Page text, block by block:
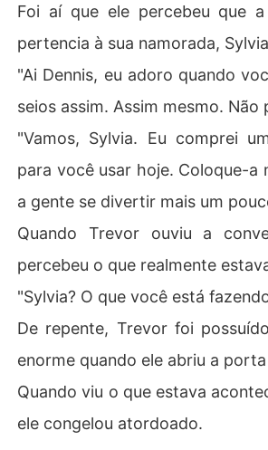
Foi aí que ele percebeu que
pertencia à sua namorada,
"Ai Dennis, eu adoro quando
seios assim. Assim mesmo. Não
"Vamos, Sylvia. Eu comprei
para você usar hoje. Coloque-a
a gente se divertir mais um
Quando Trevor ouviu a
percebeu o que realmente
"Sylvia? O que você está
De repente, Trevor foi
enorme quando ele abriu a
Quando viu o que estava
ele congelou atordoado.